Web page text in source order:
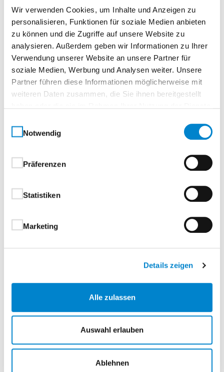
Wir verwenden Cookies, um Inhalte und Anzeigen zu
personalisieren, Funktionen für soziale Medien anbieten
zu können und die Zugriffe auf unsere Website zu
analysieren. Außerdem geben wir Informationen zu Ihrer
Verwendung unserer Website an unsere Partner für
soziale Medien, Werbung und Analysen weiter. Unsere
Partner führen diese Informationen möglicherweise mit
weiteren Daten zusammen, die Sie ihnen bereitgestellt
Notwendig
Präferenzen
Statistiken
Marketing
Details zeigen
Alle zulassen
Auswahl erlauben
Ablehnen
Technische Daten:
Form: rund
Funktion: ohne Schlüsselrosette
Hochhaltefeder: 1
Standardtürstärke minimum: 38 mm
Grifflänge: 135 mm
Konstruktion: 3-teilige Rosette
DIN 1906 - Dauerhaftigkeit: Klasse 7
DIN 1906 - Korrosionsbeständigkeit: Klasse 3
Standardbefestigungsschrauben: 2 x M4 x 43
mm, 2 x M4 x 50 mm
Stütznocken: Ja
Vierkantstift exzentrisch gebohrt: 8x8 mm
Abmessung Griff: Ø 19 mm